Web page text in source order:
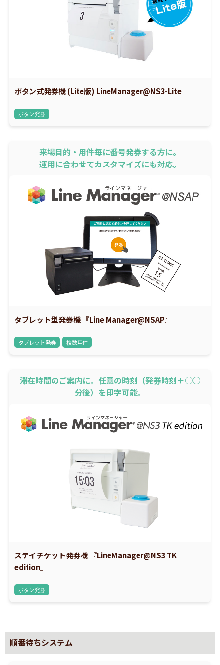
ボタン式発券機 (Lite版) LineManager@NS3-Lite
ボタン発券
来場目的・用件毎に番号発券する方に。
運用に合わせてカスタマイズにも対応。
タブレット型発券機 『Line Manager@NSAP』
タブレット発券 複数用件
滞在時間のご案内に。任意の時刻（発券時刻＋○○
分後）を印字可能。
ステイチケット発券機 『LineManager@NS3 TK
edition』
ボタン発券
順番待ちシステム